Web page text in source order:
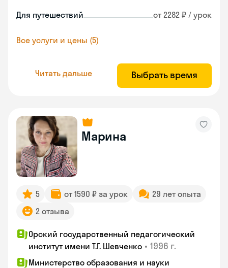
Для путешествий от 2282 ₽ / урок
Все услуги и цены (5)
Читать дальше Выбрать время
Марина
5 от 1590 ₽ за урок
29 лет опыта
2 отзыва
Орский государственный педагогический
институт имени Т.Г. Шевченко • 1996 г.
Министерство образования и науки